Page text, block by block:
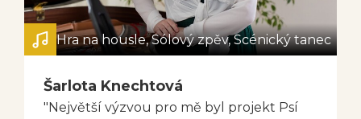
Hra na housle, Sólový zpěv, Scénický tanec
Šarlota Knechtová
"Největší výzvou pro mě byl projekt Psí